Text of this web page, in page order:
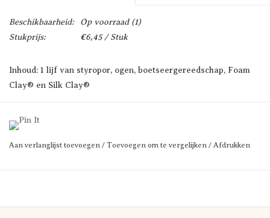
Beschikbaarheid: Op voorraad(1)
Stukprijs:
€6,45 / Stuk
Inhoud: 1 lijf van styropor, ogen, boetseergereedschap, Foam
Clay® en Silk Clay®
Deze set bevat alle benodigde materialen voor het maken van
een grappig figuur met Foam Clay® en Silk Clay®
Aan verlanglijst toevoegen / Toevoegen om te vergelijken / Afdrukken